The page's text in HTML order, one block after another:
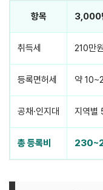
항목 3,000
취득세 210만원
등록면허세 약
공채·인지대 지역별
총 등록비